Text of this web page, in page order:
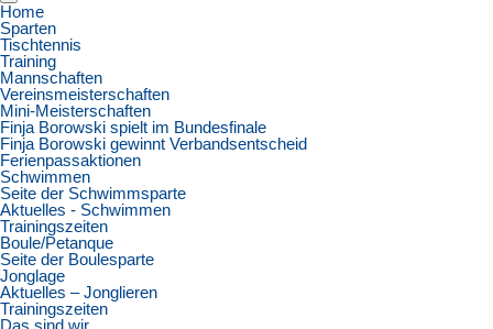
Home
Sparten
Tischtennis
Training
Mannschaften
Vereinsmeisterschaften
Mini-Meisterschaften
Finja Borowski spielt im Bundesfinale
Finja Borowski gewinnt Verbandsentscheid
Ferienpassaktionen
Schwimmen
Seite der Schwimmsparte
Aktuelles - Schwimmen
Trainingszeiten
Boule/Petanque
Seite der Boulesparte
Jonglage
Aktuelles – Jonglieren
Trainingszeiten
Das sind wir